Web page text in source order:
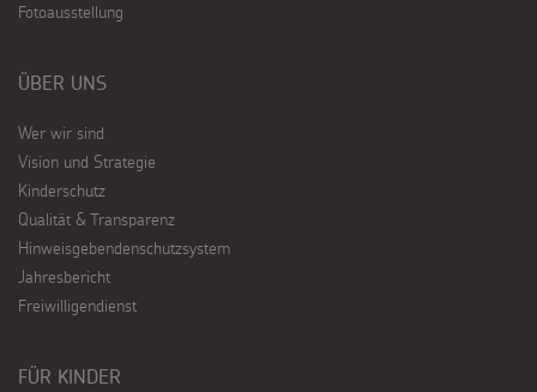
Fotoausstellung
ÜBER UNS
Wer wir sind
Vision und Strategie
Kinderschutz
Qualität & Transparenz
Hinweisgebendenschutzsystem
Jahresbericht
Freiwilligendienst
FÜR KINDER